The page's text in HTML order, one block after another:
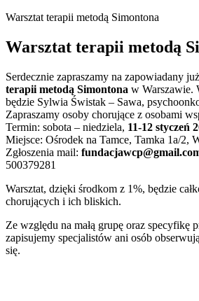
Warsztat terapii metodą Simontona
Warsztat terapii metodą
Serdecznie zapraszamy na zapowiadany
terapii metodą Simontona w Warszawie.
będzie Sylwia Świstak – Sawa,
Zapraszamy osoby chorujące z osobami
Termin: sobota – niedziela, 11-12 styczeń
Miejsce: Ośrodek na Tamce, Tamka 1a/2,
Zgłoszenia mail:
500379281
Warsztat, dzięki środkom z 1%, będzie
chorujących i ich bliskich.
Ze względu na małą grupę oraz specyfikę
zapisujemy specjalistów ani osób
się.